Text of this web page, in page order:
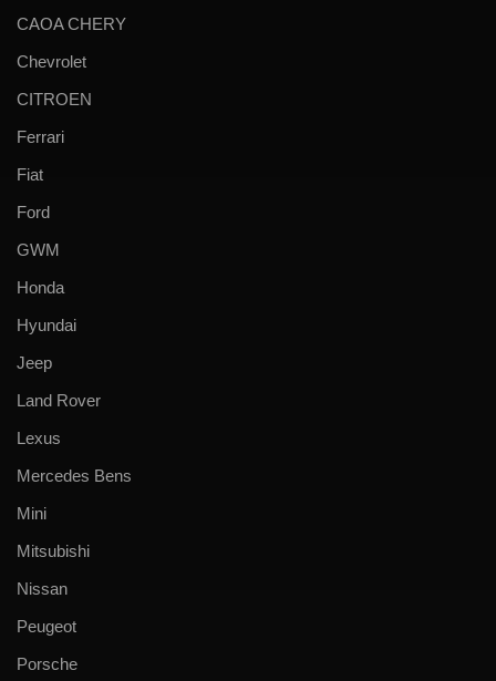
CAOA CHERY
Chevrolet
CITROEN
Ferrari
Fiat
Ford
GWM
Honda
Hyundai
Jeep
Land Rover
Lexus
Mercedes Bens
Mini
Mitsubishi
Nissan
Peugeot
Porsche